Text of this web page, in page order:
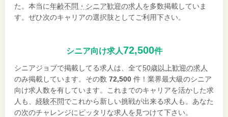
た。本当に年齢不問・シニア歓迎の求人 を多数掲載していま
す。ぜひ次のキャリアの選択肢としてご利用下さい。
シニア向け求人72,500件
シニアジョブで掲載してる求人は、全て50歳以上歓迎の求人
のみ掲載しています。その数 72,500 件！業界最大級のシニア
向け求人数を有しています。これまでのキャリアを活かした求
人も、 経験不問でこれから新しい挑戦が出来る求人も。あなた
の次のチャレンジにピッタリな求人を見つけて下さい。